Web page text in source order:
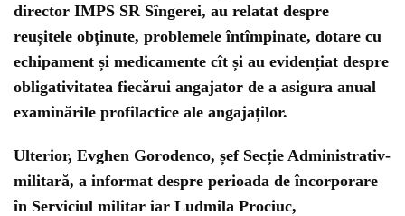
director IMPS SR Sîngerei, au relatat despre
reușitele obținute, problemele întîmpinate, dotare cu
echipament și medicamente cît și au evidențiat despre
obligativitatea fiecărui angajator de a asigura anual
examinările profilactice ale angajaților.
Ulterior, Evghen Gorodenco, șef Secție Administrativ-
militară, a informat despre perioada de încorporare
în Serviciul militar iar Ludmila Prociuc,